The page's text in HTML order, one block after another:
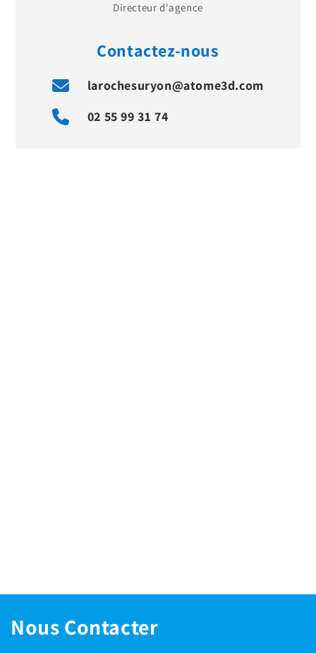
Directeur d'agence
Contactez-nous
larochesuryon@atome3d.com
02 55 99 31 74
Nous Contacter